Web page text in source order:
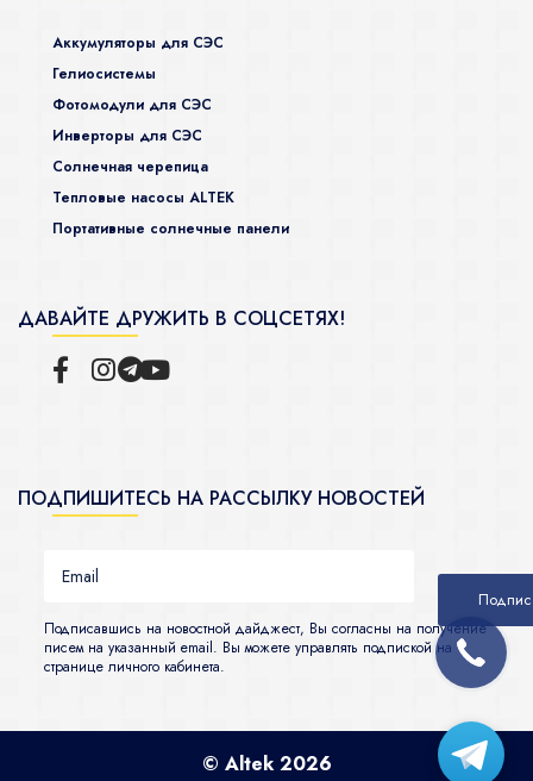
Аккумуляторы для СЭС
Гелиосистемы
Фотомодули для СЭС
Инверторы для СЭС
Солнечная черепица
Тепловые насосы ALTEK
Портативные солнечные панели
ДАВАЙТЕ ДРУЖИТЬ В СОЦСЕТЯХ!
ПОДПИШИТЕСЬ НА РАССЫЛКУ НОВОСТЕЙ
Подписавшись на новостной дайджест, Вы согласны на получение
писем на указанный email. Вы можете управлять подпиской на
странице личного кабинета.
© Altek 2026